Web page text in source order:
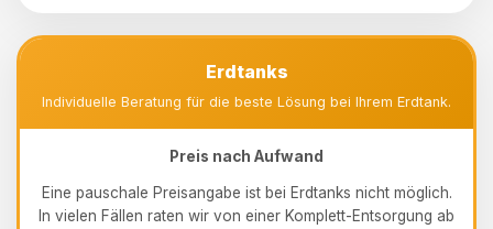
Erdtanks
Individuelle Beratung für die beste Lösung bei Ihrem Erdtank.
Preis nach Aufwand
Eine pauschale Preisangabe ist bei Erdtanks nicht möglich.
In vielen Fällen raten wir von einer Komplett-Entsorgung ab